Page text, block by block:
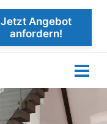
Jetzt Angebot
anfordern!